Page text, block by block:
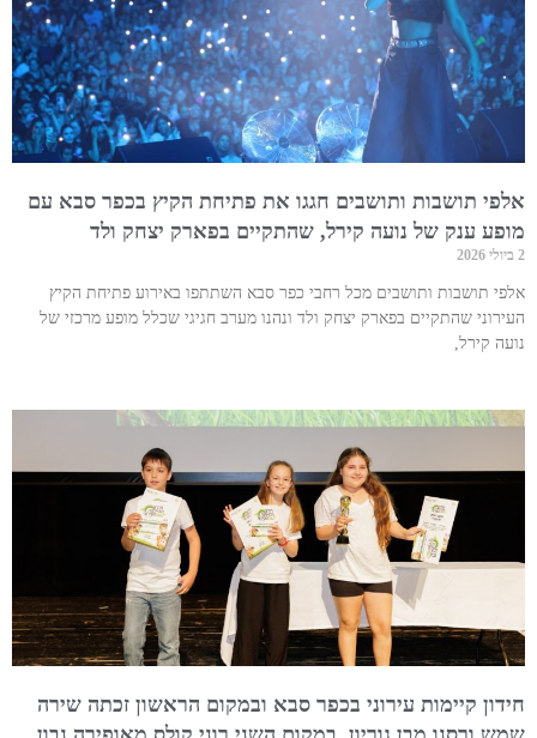
אלפי תושבות ותושבים חגגו את פתיחת הקיץ בכפר סבא עם
מופע ענק של נועה קירל, שהתקיים בפארק יצחק ולד
2 ביולי 2026
אלפי תושבות ותושבים מכל רחבי כפר סבא השתתפו באירוע פתיחת הקיץ
העירוני שהתקיים בפארק יצחק ולד ונהנו מערב חגיגי שכלל מופע מרכזי של
נועה קירל,
חידון קיימות עירוני בכפר סבא ובמקום הראשון זכתה שירה